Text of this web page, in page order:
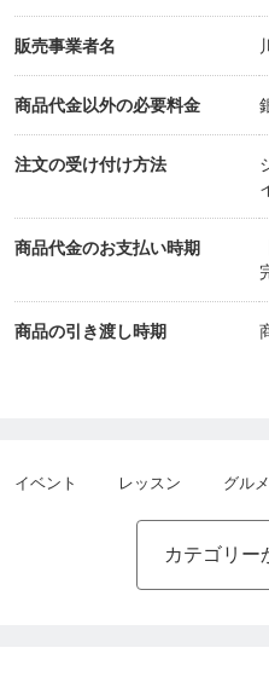
販売事業者名
商品代金以外の必要料金
注文の受け付け方法
商品代金のお支払い時期
商品の引き渡し時期
イベント レッスン グルメ
カテゴリー